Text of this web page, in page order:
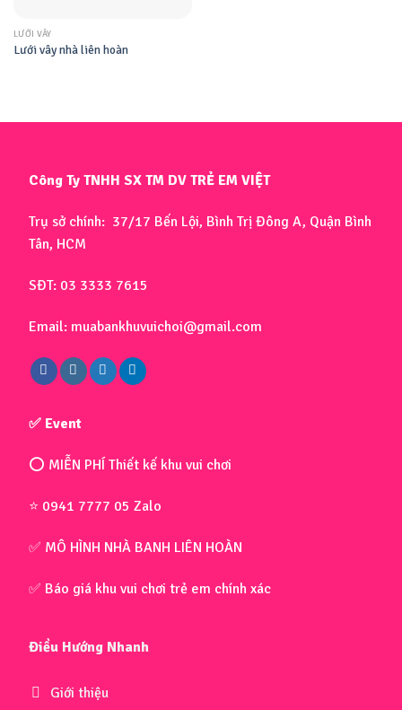
LƯỚI VÂY
Lưới vây nhà liên hoàn
Công Ty TNHH SX TM DV TRẺ EM VIỆT
Trụ sở chính: 37/17 Bến Lội, Bình Trị Đông A, Quận Bình
Tân, HCM
SĐT: 03 3333 7615
Email: muabankhuvuichoi@gmail.com
✅ Event
⭕ MIỄN PHÍ Thiết kế khu vui chơi
⭐ 0941 7777 05 Zalo
✅ MÔ HÌNH NHÀ BANH LIÊN HOÀN
✅ Báo giá khu vui chơi trẻ em chính xác
Điều Hướng Nhanh
Giới thiệu